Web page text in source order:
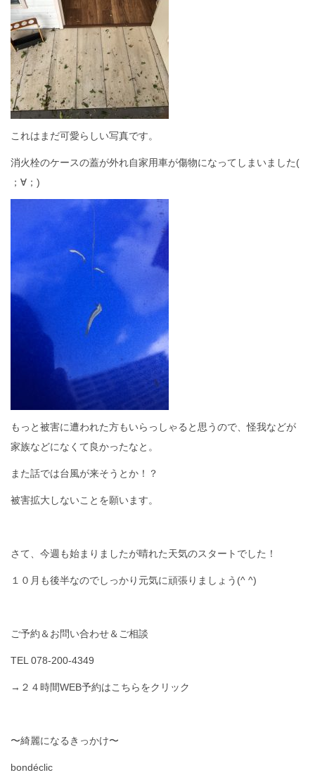
これはまだ可愛らしい写真です。
消火栓のケースの蓋が外れ自家用車が傷物になってしまいました(
；∀；)
もっと被害に遭われた方もいらっしゃると思うので、怪我などが
家族などになくて良かったなと。
また話では台風が来そうとか！？
被害拡大しないことを願います。
さて、今週も始まりましたが晴れた天気のスタートでした！
１０月も後半なのでしっかり元気に頑張りましょう(^ ^)
ご予約＆お問い合わせ＆ご相談
TEL 078-200-4349
→２４時間WEB予約はこちらをクリック
〜綺麗になるきっかけ〜
bondéclic